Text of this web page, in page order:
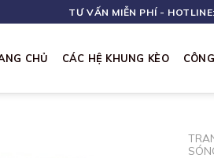
TƯ VẤN MIỄN PHÍ -
CHỦ CÁC HỆ KHUNG KÈO